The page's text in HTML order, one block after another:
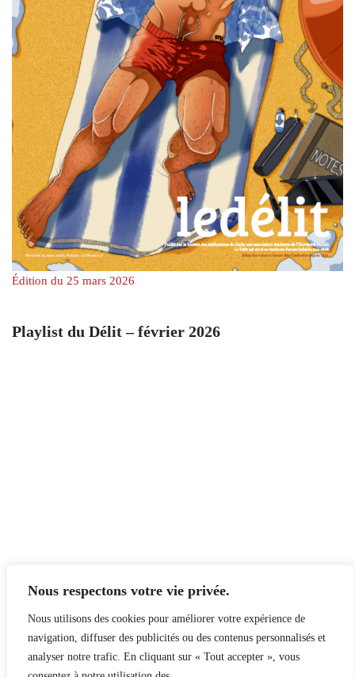
Nous respectons votre vie privée.
Nous utilisons des cookies pour améliorer votre expérience de
navigation, diffuser des publicités ou des contenus personnalisés et
analyser notre trafic. En cliquant sur « Tout accepter », vous
Édition du 25 mars 2026
Playlist du Délit – février 2026